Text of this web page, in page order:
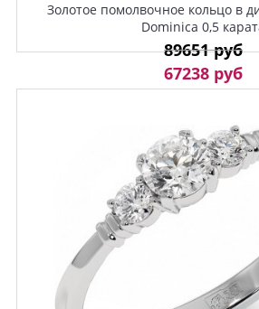
Золотое помолвочное кольцо в
Dominica 0,5
89651 руб
67238 руб